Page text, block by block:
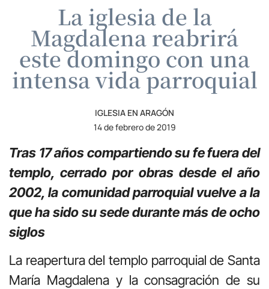
La iglesia de la
Magdalena reabrirá
este domingo con una
intensa vida parroquial
IGLESIA EN ARAGÓN
14 de febrero de 2019
Tras 17 años compartiendo su fe fuera del
templo, cerrado por obras desde el año
2002, la comunidad parroquial vuelve a la
que ha sido su sede durante más de ocho
siglos
La reapertura del templo parroquial de Santa
María Magdalena y la consagración de su